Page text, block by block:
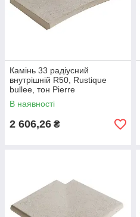
Камінь 33 радіусний
внутрішній R50, Rustique
bullee, тон Pierre
В наявності
2 606,26 ₴